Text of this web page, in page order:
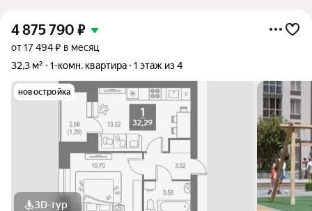
4 875 790 ₽
от 17 494 ₽ в месяц
32,3 м²
1-комн. квартира 1 этаж из 4
новостройка
3D-тур